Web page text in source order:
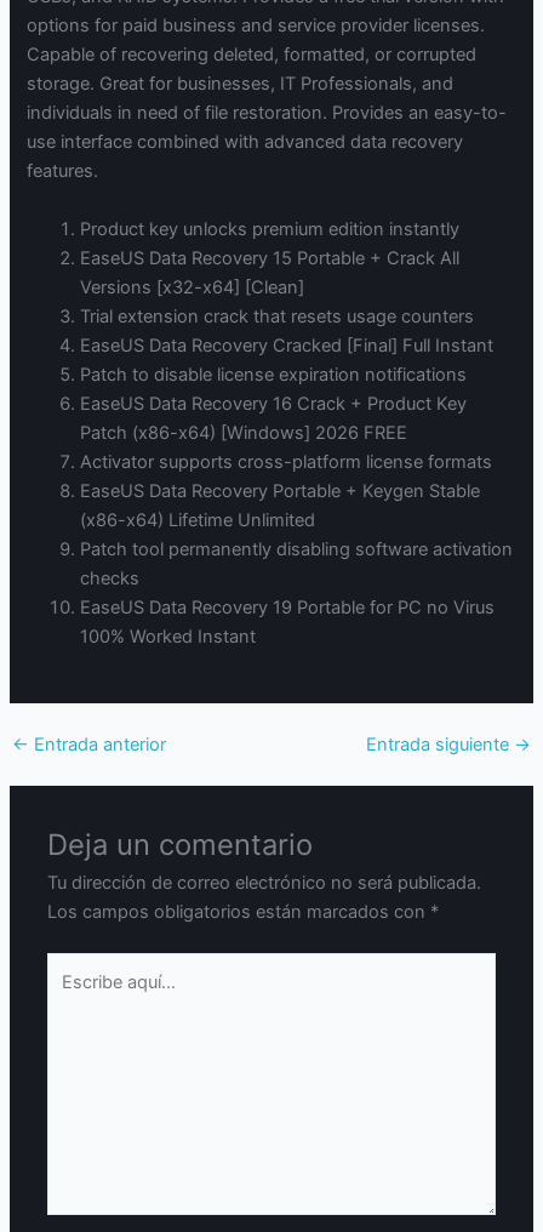
options for paid business and service provider licenses.
Capable of recovering deleted, formatted, or corrupted
storage. Great for businesses, IT Professionals, and
individuals in need of file restoration. Provides an easy-to-
use interface combined with advanced data recovery
features.
Product key unlocks premium edition instantly
EaseUS Data Recovery 15 Portable + Crack All
Versions [x32-x64] [Clean]
Trial extension crack that resets usage counters
EaseUS Data Recovery Cracked [Final] Full Instant
Patch to disable license expiration notifications
EaseUS Data Recovery 16 Crack + Product Key
Patch (x86-x64) [Windows] 2026 FREE
Activator supports cross-platform license formats
EaseUS Data Recovery Portable + Keygen Stable
(x86-x64) Lifetime Unlimited
Patch tool permanently disabling software activation
checks
EaseUS Data Recovery 19 Portable for PC no Virus
100% Worked Instant
← Entrada anterior Entrada siguiente →
Deja un comentario
Tu dirección de correo electrónico no será publicada.
Los campos obligatorios están marcados con *
aquí...